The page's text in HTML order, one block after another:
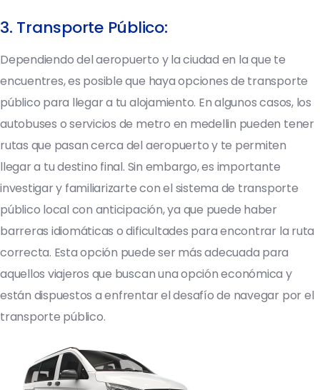
3. Transporte Público:
Dependiendo del aeropuerto y la ciudad en la que te
encuentres, es posible que haya opciones de transporte
público para llegar a tu alojamiento. En algunos casos, los
autobuses o servicios de metro en medellin pueden tener
rutas que pasan cerca del aeropuerto y te permiten
llegar a tu destino final. Sin embargo, es importante
investigar y familiarizarte con el sistema de transporte
público local con anticipación, ya que puede haber
barreras idiomáticas o dificultades para encontrar la ruta
correcta. Esta opción puede ser más adecuada para
aquellos viajeros que buscan una opción económica y
están dispuestos a enfrentar el desafío de navegar por el
transporte público.